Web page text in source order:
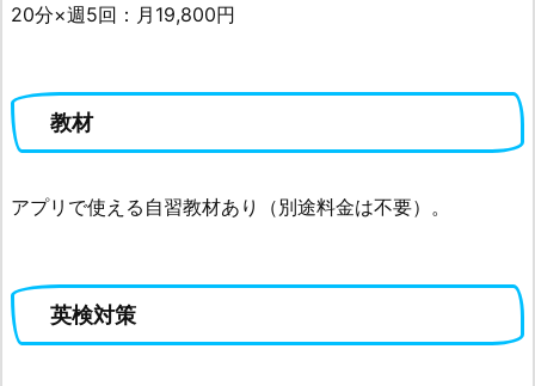
20分×週5回：月19,800円
教材
アプリで使える自習教材あり（別途料金は不要）。
英検対策